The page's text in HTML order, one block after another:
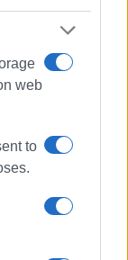
web
to